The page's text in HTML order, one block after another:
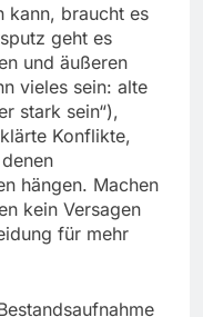
kann, braucht es
geht es
und äußeren
vieles sein: alte
stark sein“),
Konflikte,
hängen. Machen
kein Versagen
für mehr